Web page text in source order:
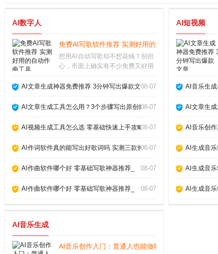
AI数字人
免费AI写歌软件推荐 实测好用的自动作曲工具_
想用AI自动写歌却不想花钱？别担
心，市面上确实有不少免费又好用
这些软件能帮你快速完成一首完整
聊哪些真正值得下载。哪些AI写歌
AI文章生成神器免费推荐 3分钟写出爆款文章_
08-07
AI文章生成工具怎么用？3个步骤写出原创爆款_
08-07
AI视频生成工具怎么选 零基础快速上手攻略_08-07
AI作词软件真的能写出好歌词吗 实测三款热门工具告诉你答案_
08-07
AI作曲软件哪个好 零基础写歌神器推荐_ 08-07
AI作曲软件哪个好 零基础写歌神器推荐_ 08-07
AI短视频
AI音乐生
AI文章生
AI音乐创
AI生成音
AI生成音
AI生成音
AI音乐生成
AI音乐创作入门：普通人也能做歌_